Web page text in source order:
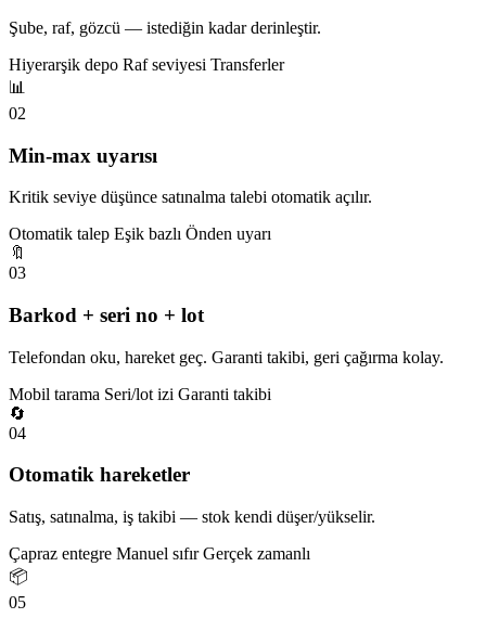
Şube, raf, gözcü — istediğin kadar derinleştir.
Hiyerarşik depo Raf seviyesi Transferler
📊
02
Min-max uyarısı
Kritik seviye düşünce satınalma talebi otomatik açılır.
Otomatik talep Eşik bazlı Önden uyarı
🔖
03
Barkod + seri no + lot
Telefondan oku, hareket geç. Garanti takibi, geri çağırma kolay.
Mobil tarama Seri/lot izi Garanti takibi
🔄
04
Otomatik hareketler
Satış, satınalma, iş takibi — stok kendi düşer/yükselir.
Çapraz entegre Manuel sıfırGerçek zamanlı
📦
05